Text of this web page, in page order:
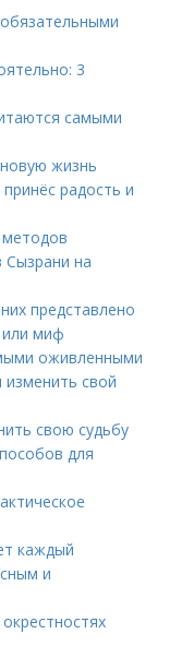
3
самыми
жизнь
радость и
методов
Сызрани на
представлено
миф
оживленными
свой
свою судьбу
для
каждый
и